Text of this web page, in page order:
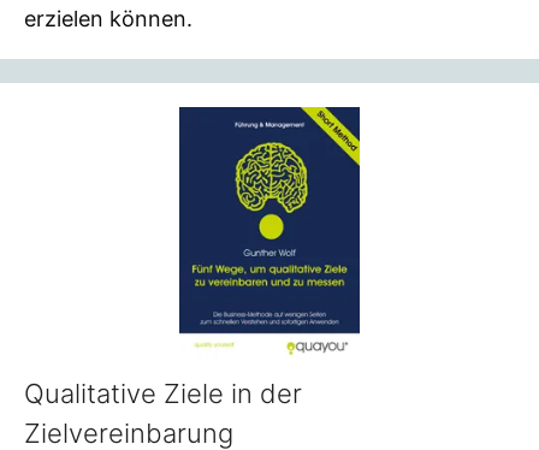
erzielen können.
Qualitative Ziele in der
Zielvereinbarung